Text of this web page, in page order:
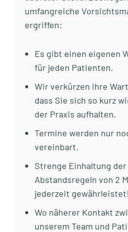
umfangreiche
ergriffen:
Es gibt einen eigenen
für jeden Patienten.
Wir verkürzen Ihre
dass Sie sich so kurz
der Praxis aufhalten.
Termine werden nur
vereinbart.
Strenge Einhaltung der
Abstandsregeln von 2
jederzeit gewährleistet!
Wo näherer Kontakt
unserem Team und